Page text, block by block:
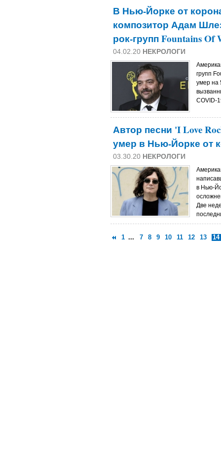
В Нью-Йорке от
композитор Адам
рок-групп Fountains Of
04.02.20 НЕКРОЛОГИ
групп
умер на
COVID-
Автор песни 'I Love
умер в Нью-Йорке от
03.30.20 НЕКРОЛОГИ
в Нью-
Две
1 ... 7 8 9 10 11 12 13 14